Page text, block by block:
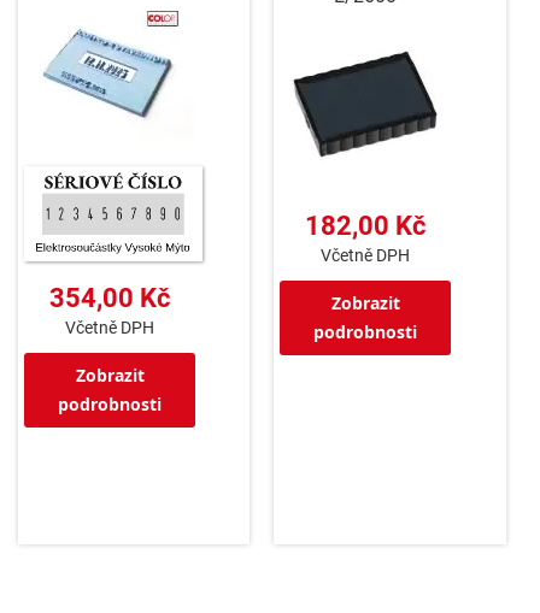
354,00 Kč
Včetně DPH
Zobrazit
podrobnosti
182,00 Kč
Včetně DPH
Zobrazit
podrobnosti